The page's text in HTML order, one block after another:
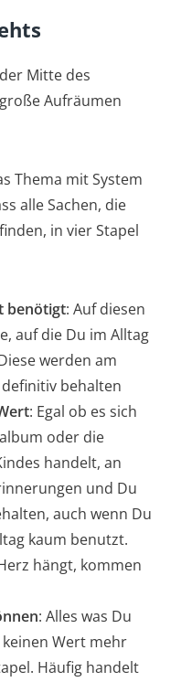
Mitte des
Aufräumen
Thema mit System
alle Sachen, die
in vier Stapel
benötigt: Auf diesen
auf die Du im Alltag
werden am
behalten
: Egal ob es sich
oder die
handelt, an
und Du
auch wenn Du
kaum benutzt.
hängt, kommen
: Alles was Du
Wert mehr
Häufig handelt